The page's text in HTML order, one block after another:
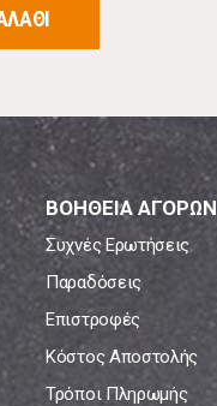
ΒΟΗΘΕΙΑ ΑΓΟΡΩΝ
Συχνές Ερωτήσεις
Παραδόσεις
Επιστροφές
Κόστος Αποστολής
Τρόποι Πληρωμής